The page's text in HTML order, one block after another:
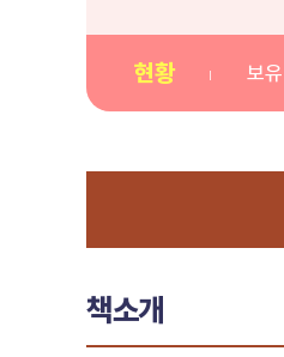
현황 보유
책소개